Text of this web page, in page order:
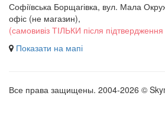
Софіївська Борщагівка, вул. Мала
офіс (не магазин),
(самовивіз ТІЛЬКИ після
Показати на мапі
Все права защищены. 2004-2026 ©